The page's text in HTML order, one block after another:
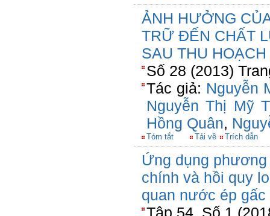
ẢNH HƯỞNG
TRỮ ĐẾN CHẤT
SAU THU HOẠCH
Số 28 (2013)
Tác giả: Nguyễn
Nguyễn Thị Mỹ
Hồng Quân,
Tóm tắt Tải về Trích dẫn
Ứng dụng
chính và hồi quy
quan nước ép gấc
Tập 54, Số 1